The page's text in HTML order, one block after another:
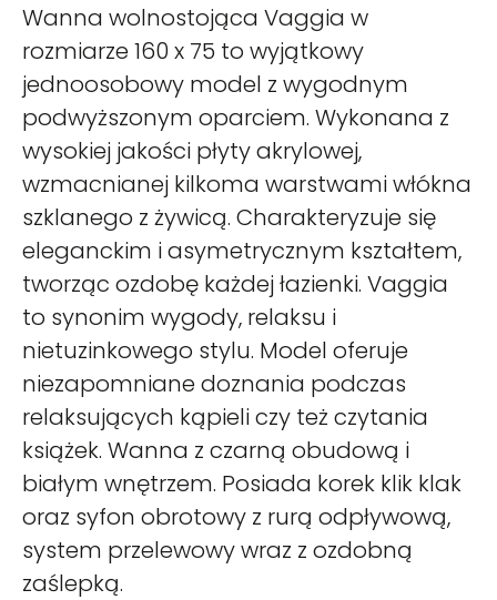
Wanna wolnostojąca Vaggia w
rozmiarze 160 x 75 to wyjątkowy
jednoosobowy model z wygodnym
podwyższonym oparciem. Wykonana z
wysokiej jakości płyty akrylowej,
wzmacnianej kilkoma warstwami włókna
szklanego z żywicą. Charakteryzuje się
eleganckim i asymetrycznym kształtem,
tworząc ozdobę każdej łazienki. Vaggia
to synonim wygody, relaksu i
nietuzinkowego stylu. Model oferuje
niezapomniane doznania podczas
relaksujących kąpieli czy też czytania
książek. Wanna z czarną obudową i
białym wnętrzem. Posiada korek klik klak
oraz syfon obrotowy z rurą odpływową,
system przelewowy wraz z ozdobną
zaślepką.